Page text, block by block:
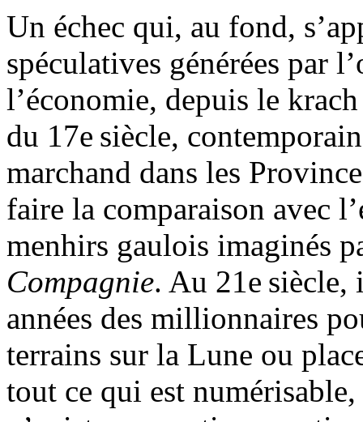
Un échec qui, au fond,
spéculatives générées par
l’économie, depuis le
du 17e siècle,
marchand dans les
faire la comparaison avec
menhirs gaulois imaginés
Compagnie. Au 21e siècle,
années des millionnaires
terrains sur la Lune ou
tout ce qui est